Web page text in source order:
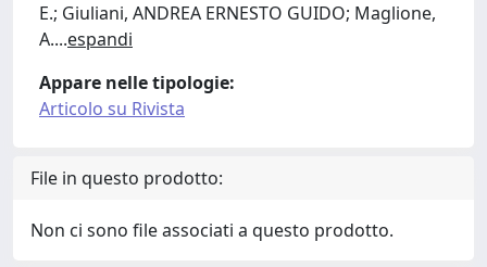
E.; Giuliani, ANDREA ERNESTO GUIDO; Maglione,
A....espandi
Appare nelle tipologie:
Articolo su Rivista
File in questo prodotto:
Non ci sono file associati a questo prodotto.